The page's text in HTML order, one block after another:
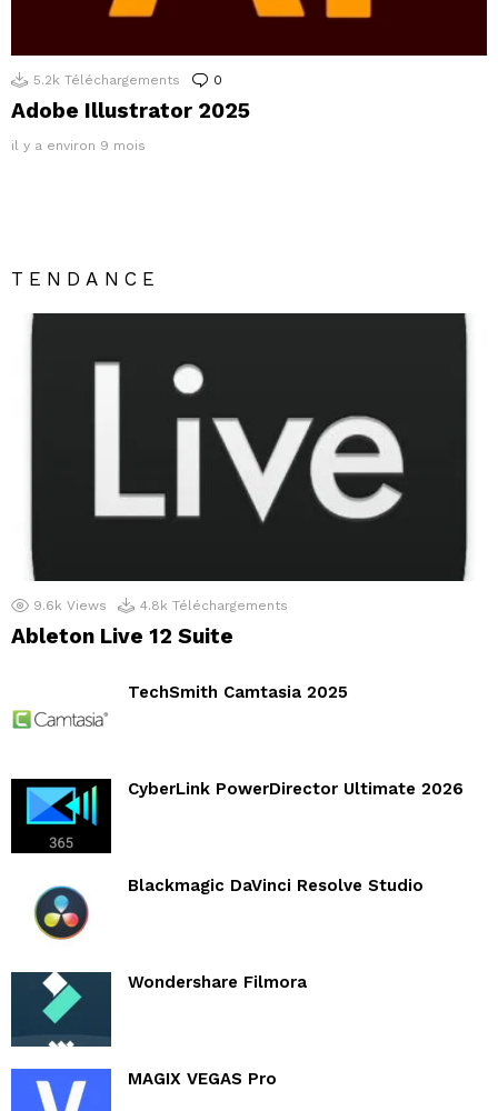
5.2k Téléchargements 0
Adobe Illustrator 2025
il y a environ 9 mois
TENDANCE
9.6k Views 4.8k Téléchargements
Ableton Live 12 Suite
TechSmith Camtasia 2025
CyberLink PowerDirector Ultimate 2026
Blackmagic DaVinci Resolve Studio
Wondershare Filmora
MAGIX VEGAS Pro